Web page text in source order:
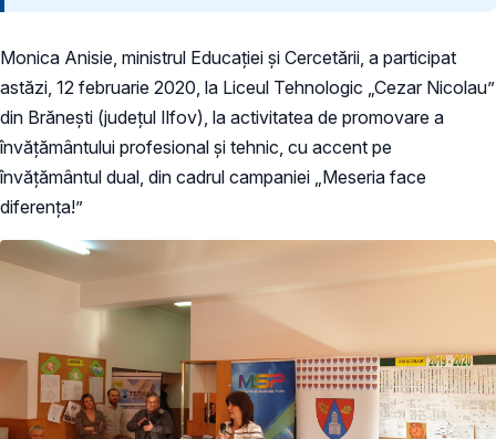
Monica Anisie, ministrul Educației și Cercetării, a participat
astăzi, 12 februarie 2020, la Liceul Tehnologic „Cezar Nicolau”
din Brăneşti (judeţul Ilfov), la activitatea de promovare a
învăţământului profesional şi tehnic, cu accent pe
învăţământul dual, din cadrul campaniei „Meseria face
diferenţa!”